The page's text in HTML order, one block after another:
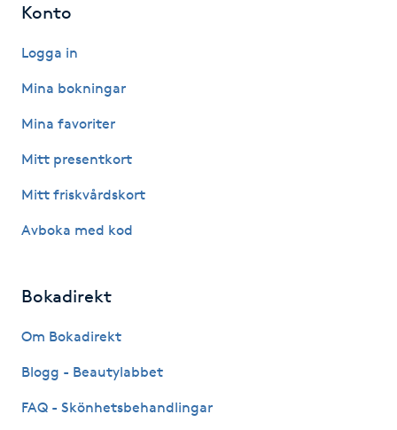
Idrottsmassage
IPL
IR-massage
K18
Konto
Logga in
Mina bokningar
Mina favoriter
Mitt presentkort
Mitt friskvårdskort
Avboka med kod
Bokadirekt
Om Bokadirekt
Blogg - Beautylabbet
FAQ - Skönhetsbehandlingar